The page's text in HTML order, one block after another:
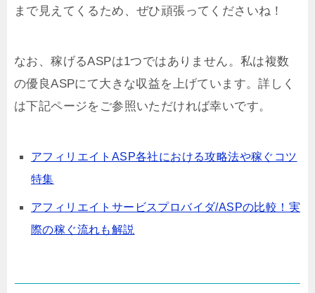
まで見えてくるため、ぜひ頑張ってくださいね！
なお、稼げるASPは1つではありません。私は複数
の優良ASPにて大きな収益を上げています。詳しく
は下記ページをご参照いただければ幸いです。
アフィリエイトASP各社における攻略法や稼ぐコツ
特集
アフィリエイトサービスプロバイダ/ASPの比較！実
際の稼ぐ流れも解説